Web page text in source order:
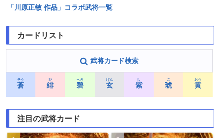
「川原正敏 作品」コラボ武将一覧
カードリスト
武将カード検索
蒼
そう
緋
ひ
碧
へき
玄
げん
紫
し
琥
こ
黄
おう
注目の武将カード